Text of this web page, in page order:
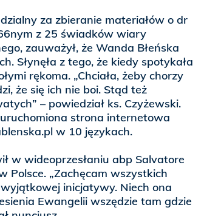
za zbieranie materiałów o dr
z 25 świadków wiary
zauważył, że Wanda Błeńska
Słynęła z tego, że kiedy spotykała
rękoma. „Chciała, żeby chorzy
że się ich nie boi. Stąd też
– powiedział ks. Czyżewski.
strona internetowa
w 10 językach.
w wideoprzesłaniu abp Salvatore
Polsce. „Zachęcam wszystkich
inicjatywy. Niech ona
Ewangelii wszędzie tam gdzie